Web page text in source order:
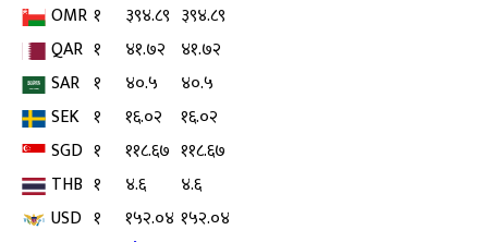
OMR १ ३९४.८९ ३९४.८९
QAR १ ४१.७२ ४१.७२
SAR १ ४०.५
४०.५
SEK १ १६.०२
१६.०२
SGD १ ११८.६७ ११८.६७
THB १ ४.६
४.६
USD १ १५२.०४ १५२.०४